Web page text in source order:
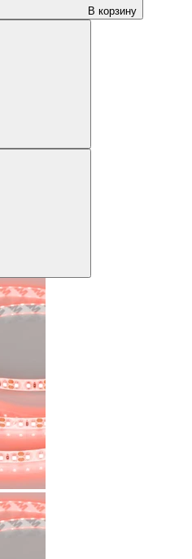
В корзину